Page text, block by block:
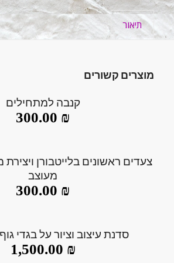
תיאור
מוצרים קשורים
קנבה למתחילים
300.00 ₪
צעדים ראשונים בלייטבורן
מעוצב
300.00 ₪
סדנת עיצוב וציור על בגדי
1,500.00 ₪